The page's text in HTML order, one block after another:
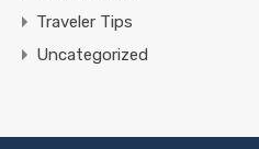
Traveler Tips
Uncategorized